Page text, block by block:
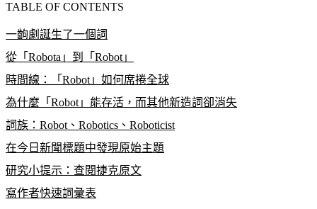
TABLE OF CONTENTS
一齣劇誕生了一個詞
從「Robota」到「Robot」
時間線：「Robot」如何席捲全球
為什麼「Robot」能存活，而其他新造詞卻消失
詞族：Robot、Robotics、Roboticist
在今日新聞標題中發現原始主題
研究小提示：查閱捷克原文
寫作者快速詞彙表